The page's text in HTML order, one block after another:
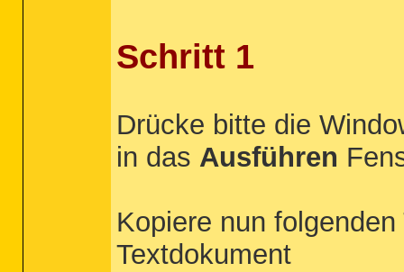
Schritt 1
Drücke bitte die
in das Ausführen
Kopiere nun
Textdokument